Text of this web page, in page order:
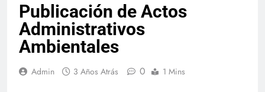
Publicación de Actos
Administrativos
Ambientales
Admin 3 Años Atrás 0 1 Mins